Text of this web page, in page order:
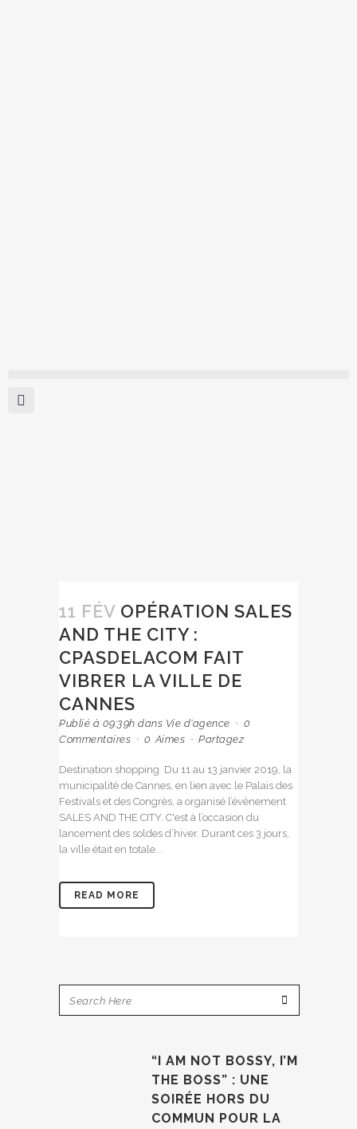
11 FÉV OPÉRATION SALES
AND THE CITY :
CPASDELACOM FAIT
VIBRER LA VILLE DE
CANNES
Publié à 09:39h dans Vie d'agence
0
Commentaires
0 Aimes Partagez
Destination shopping Du 11 au 13 janvier 2019, la
municipalité de Cannes, en lien avec le Palais des
Festivals et des Congrès, a organisé l’évènement
SALES AND THE CITY. C'est à l’occasion du
lancement des soldes d’hiver. Durant ces 3 jours,
la ville était en totale...
READ MORE
“I AM NOT BOSSY, I’M
THE BOSS” : UNE
SOIRÉE HORS DU
COMMUN POUR LA